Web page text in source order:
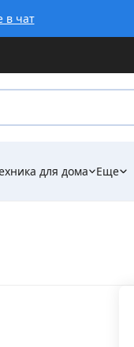
в чат
для дома Еще